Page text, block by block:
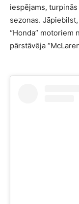
iespējams,
sezonas.
“Honda” motoriem
pārstāvēja